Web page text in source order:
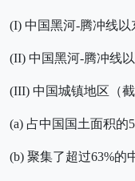
(I) 中国黑河-腾冲线以
(II) 中国黑河-腾冲线
(III) 中国城镇地区（截
(a) 占中国国土面积的
(b) 聚集了超过63%的